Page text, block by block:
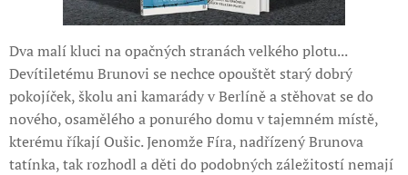
Dva malí kluci na opačných stranách velkého plotu...
Devítiletému Brunovi se nechce opouštět starý dobrý
pokojíček, školu ani kamarády v Berlíně a stěhovat se do
nového, osamělého a ponurého domu v tajemném místě,
kterému říkají Oušic. Jenomže Fíra, nadřízený Brunova
tatínka, tak rozhodl a děti do podobných záležitostí nemají